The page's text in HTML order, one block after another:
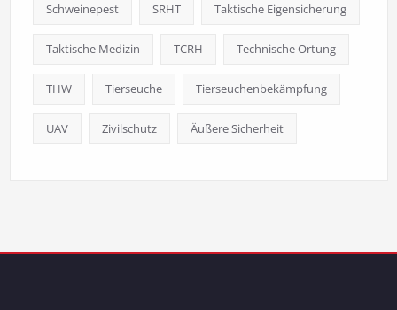
Schweinepest SRHT Taktische Eigensicherung
Taktische Medizin TCRH Technische Ortung
THW Tierseuche Tierseuchenbekämpfung
UAV Zivilschutz Äußere Sicherheit